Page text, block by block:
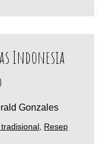
Indonesia
Gonzales
Resep